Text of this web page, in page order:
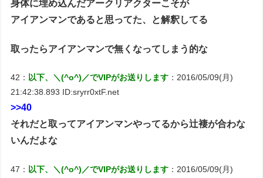
身体に埋め込んだアークリアクターこそが
アイアンマンであると思ってた、と解釈してる
取ったらアイアンマンで無くなってしまう的な
42： 以下、＼(^o^)／でVIPがお送りします ：2016/05/09(月)
21:42:38.893 ID:sryrr0xtF.net
>>40
それだと取ってアイアンマンやってるから辻褄が合わな
いんだよな
47： 以下、＼(^o^)／でVIPがお送りします ：2016/05/09(月)